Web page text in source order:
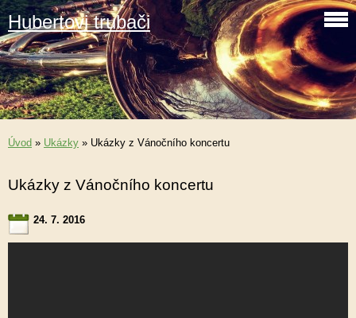
Hubertovi trubači
Úvod » Ukázky » Ukázky z Vánočního koncertu
Ukázky z Vánočního koncertu
24. 7. 2016